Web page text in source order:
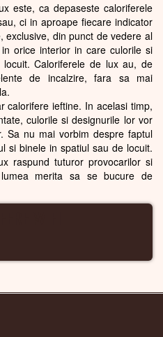
este, ca depaseste caloriferele
ci in aproape fiecare indicator
exclusive, din punct de vedere al
orice interior in care culorile si
Caloriferele de lux au, de
de incalzire, fara sa mai
calorifere ieftine. In acelasi timp,
culorile si designurile lor vor
Sa nu mai vorbim despre faptul
si binele in spatiul sau de locuit.
raspund tuturor provocarilor si
merita sa se bucure de